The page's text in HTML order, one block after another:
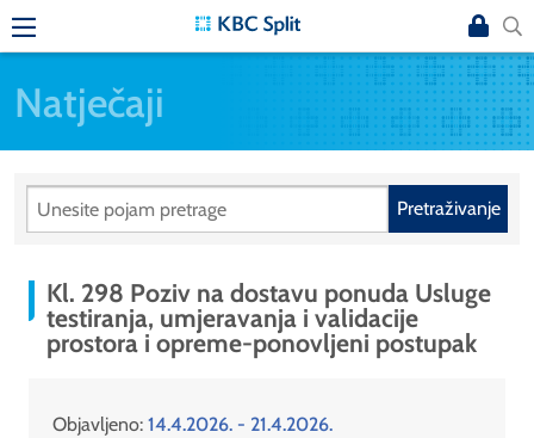
Natječaji
Pretraživanje
Kl. 298 Poziv na dostavu ponuda Usluge
testiranja, umjeravanja i validacije
prostora i opreme-ponovljeni postupak
Objavljeno: 14.4.2026. - 21.4.2026.